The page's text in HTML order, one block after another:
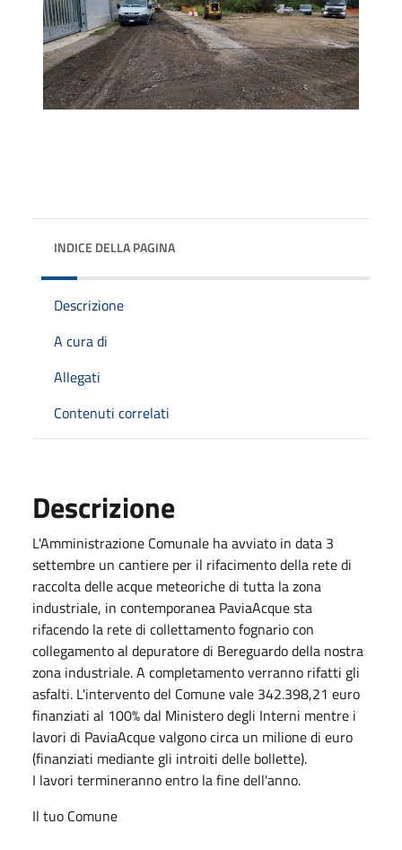
INDICE DELLA PAGINA
Descrizione
A cura di
Allegati
Contenuti correlati
Descrizione
L'Amministrazione Comunale ha avviato in data 3
settembre un cantiere per il rifacimento della rete di
raccolta delle acque meteoriche di tutta la zona
industriale, in contemporanea PaviaAcque sta
rifacendo la rete di collettamento fognario con
collegamento al depuratore di Bereguardo della nostra
zona industriale. A completamento verranno rifatti gli
asfalti. L'intervento del Comune vale 342.398,21 euro
finanziati al 100% dal Ministero degli Interni mentre i
lavori di PaviaAcque valgono circa un milione di euro
(finanziati mediante gli introiti delle bollette).
I lavori termineranno entro la fine dell'anno.
Il tuo Comune